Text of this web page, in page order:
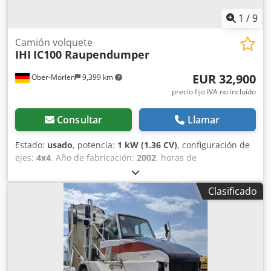
1 /9
Ober-Mörlen 9,399 km
Camión volquete
IHI IC100 Raupendumper
EUR 32,900
precio fijo IVA no incluído
Consultar Llamar
Estado: usado, potencia: 1 kW (1.36 CV), configuración de
ejes: 4x4, Año de fabricación: 2002, horas de
, Equipamiento:
cuatro ruedas, Peso en vacío: 1 kg Para más información,
contacte con Emal Jaweed. Dumper de orugas, marca IHI,
modelo: IC100, año de fabricación: 2002, horas de
funcionamiento: 7.818, longitud: 6.000 mm, anchura: 2.830
mm, altura: 2.350 mm, dimensiones de la superficie de
carga: longitud: 3.500 mm, anchura: 2.400 mm, altura: 450
mm, tren de rodaje sobre orugas con cadenas de goma,
Clasificado